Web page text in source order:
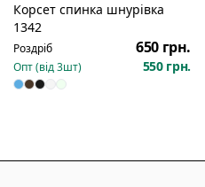
Новинка
Корсет спинка шнурівка
1342
Роздріб 650 грн.
Опт (від3шт) 550 грн.